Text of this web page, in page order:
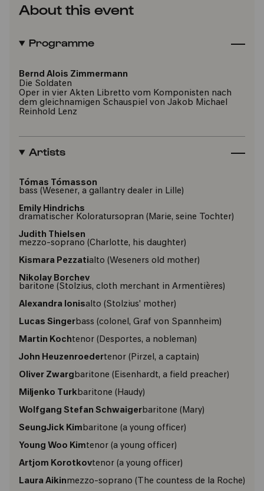
About this event
Programme
Bernd Alois Zimmermann
Die Soldaten
Oper in vier Akten Libretto vom Komponisten nach
dem gleichnamigen Schauspiel von Jakob Michael
Reinhold Lenz
Artists
Tómas Tómasson
bass (Wesener, a gallantry dealer in Lille)
Emily Hindrichs
dramatischer Koloratursopran (Marie, seine Tochter)
Judith Thielsen
mezzo-soprano (Charlotte, his daughter)
Kismara Pezzatialto (Weseners old mother)
Nikolay Borchev
baritone (Stolzius, cloth merchant in Armentières)
Alexandra Ionisalto (Stolzius' mother)
Lucas Singerbass (colonel, Graf von Spannheim)
Martin Kochtenor (Desportes, a nobleman)
John Heuzenroedertenor (Pirzel, a captain)
Oliver Zwargbaritone (Eisenhardt, a field preacher)
Miljenko Turkbaritone (Haudy)
Wolfgang Stefan Schwaigerbaritone (Mary)
SeungJick Kimbaritone (a young officer)
Young Woo Kimtenor (a young officer)
Artjom Korotkovtenor (a young officer)
Laura Aikinmezzo-soprano (The countess de la Roche)